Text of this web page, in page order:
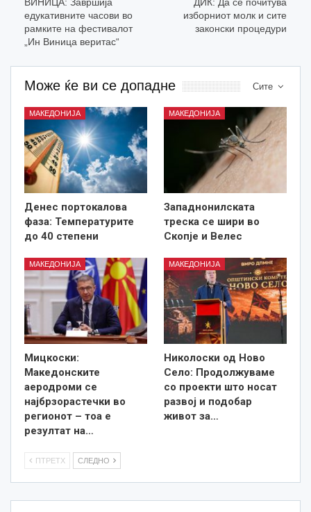
едукативните часови во
рамките на фестивалот
„Ин Виница веритас“
изборниот молк и сите
законски процедури
Сите
Може ќе ви се допадне
МАКЕДОНИЈА
Денес портокалова
фаза: Температурите
до 40 степени
МАКЕДОНИЈА
Западнонилската
треска се шири во
Скопје и Велес
МАКЕДОНИЈА
Мицкоски:
Македонските
аеродроми се
најбрзорастечки во
регионот – тоа е
резултат на…
МАКЕДОНИЈА
Николоски од Ново
Село: Продолжуваме
со проекти што носат
развој и подобар
живот за…
ПТРЕТХ СЛЕДНО